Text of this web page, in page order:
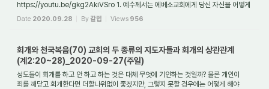
https://youtu.be/gkg2AkiVSro 1. 예수께서는 에베소교회에게 당신 자신을 어떻게
소개했나요? 예수께서는 에베소교회...
Date 2020.09.28 By갈렙 Views 956
회개와 천국복음(70) 교회의 두 종류의 지도자들과 회개의 상관관계
(계2:20~28)_2020-09-27(주일)
성도들이 회개를 하고 안 하고 하는 것은 대체 무엇에 기인하는 것일까? 물론 개인이
죄를 깨닫고 회개한다면 더할나위없이 좋겠지만, 그렇지 못할 경우에는 어떻게 해야